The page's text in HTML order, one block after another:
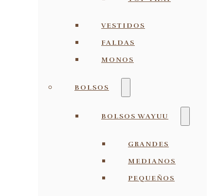
VESTIDOS
FALDAS
MONOS
BOLSOS
BOLSOS WAYUU
GRANDES
MEDIANOS
PEQUEÑOS